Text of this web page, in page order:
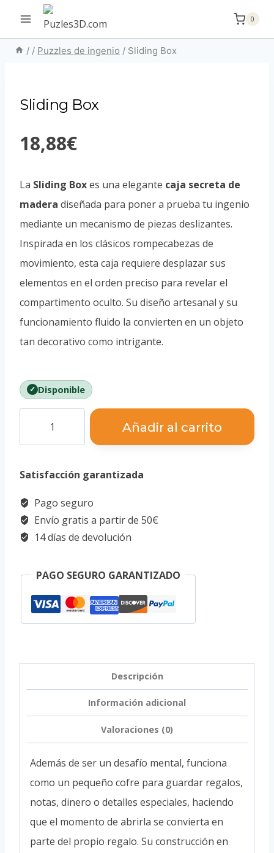
contenido
0
/ / Puzzles de ingenio / Sliding Box
Sliding Box
18,88€
La Sliding Boxes una elegante caja secreta de
madera diseñada para poner a prueba tu ingenio
mediante un mecanismo de piezas deslizantes.
Inspirada en los clásicos rompecabezas de
movimiento, esta caja requiere desplazar sus
elementos en el orden preciso para revelar el
compartimento oculto. Su diseño artesanal y su
funcionamiento fluido la convierten en un objeto
tan decorativo como intrigante.
Disponible
Añadir al carrito
Satisfacción garantizada
Pago seguro
Envío gratis a partir de 50€
14 días de devolución
PAGO SEGURO GARANTIZADO
Descripción
Información adicional
Valoraciones (0)
Además de ser un desafío mental, funciona
como un pequeño cofre para guardar regalos,
notas, dinero o detalles especiales, haciendo
que el momento de abrirla se convierta en
parte del propio regalo. Su construcción en